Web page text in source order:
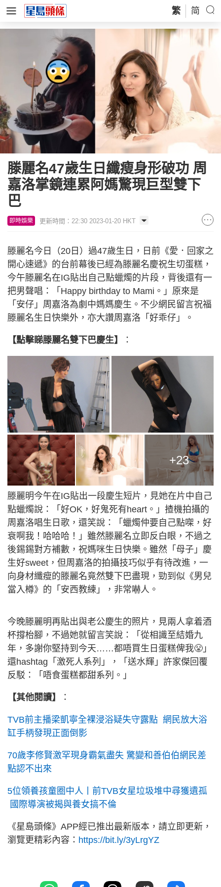
繁 简
滕麗名47歲生日纖瘦身形破功 周
嘉洛掌鏡連累阿媽驚現巨型雙下
巴
即時娛樂 更新時間：22:30 2023-01-20 HKT
滕麗名今日（20日）過47歲生日，日前《愛．回家之
開心速遞》的台前幕後已經為滕麗名慶祝生切蛋糕，
今午滕麗名在IG貼出自己點蠟燭的片段，背後還有一
把男聲唱：「Happy birthday to Mami。」原來是
「安仔」周嘉洛為劇中媽媽慶生。不少網民留言祝福
滕麗名生日快樂外，亦大讚周嘉洛「好乖仔」。
【點擊睇滕麗名雙下巴慶生】 ：
+23
滕麗明今午在IG貼出一段慶生短片，見她在片中自己
點蠟燭說：「好OK，好鬼死有heart。」揸機拍攝的
周嘉洛唱生日歌，還笑說：「蠟燭仲要自己點㗎，好
衰啊我！哈哈哈！」雖然滕麗名立即反白眼，不過之
後錫錫對方補數，祝媽咪生日快樂。雖然「母子」慶
生好sweet，但周嘉洛的拍攝技巧似乎有待改進，一
向身材纖瘦的滕麗名竟然雙下巴盡現，勁到似《男兒
當入樽》的「安西教練」，非常嚇人。
今晚滕麗明再貼出與老公慶生的照片，見兩人拿着酒
杯撐枱腳，不過她就留言笑說：「從相識至結婚九
年，多謝你堅持到今天……都唔買生日蛋糕俾我😤」
還hashtag「激死人系列」，「送水輝」許家傑回覆
反駁：「唔食蛋糕都甜系列。」
【其他閱讀】 ：
TVB前主播梁凱寧全裸浸浴疑失守露點 網民放大浴
缸手柄發現正面倒影
70歲李修賢激罕現身霸氣盡失 驚變和善伯伯網民差
點認不出來
5位領養孩童圈中人丨前TVB女星垃圾堆中尋獲遺孤
國際導演被揭與養女搞不倫
《星島頭條》APP經已推出最新版本，請立即更新，
瀏覽更精彩內容： https://bit.ly/3yLrgYZ